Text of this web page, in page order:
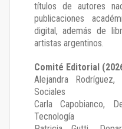
títulos de autores
publicaciones
digital, además de
artistas argentinos.
Comité Editorial
Alejandra Rodríguez,
Sociales
Carla Capobianco,
Tecnología